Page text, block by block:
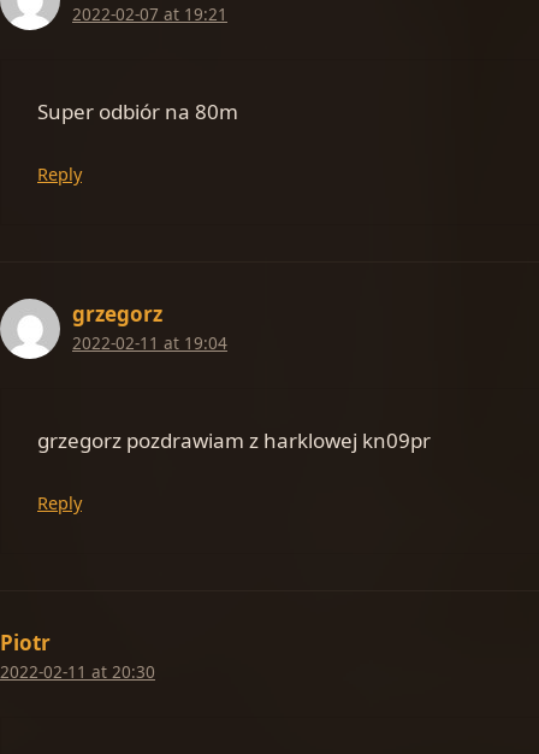
2022-02-07 at 19:21
Super odbiór na 80m
Reply
grzegorz
2022-02-11 at 19:04
grzegorz pozdrawiam z harklowej kn09pr
Reply
Piotr
2022-02-11 at 20:30